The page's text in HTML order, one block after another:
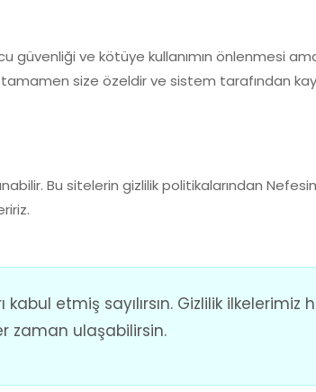
güvenliği ve kötüye kullanımın önlenmesi
size özeldir ve sistem tarafından
Bu sitelerin gizlilik politikalarından
etmiş sayılırsın. Gizlilik ilkelerimiz
zaman ulaşabilirsin.